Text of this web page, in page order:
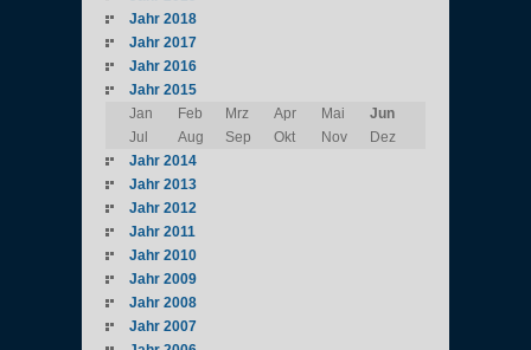
Jahr 2018
Jahr 2017
Jahr 2016
Jahr 2015
Jan
Feb Mrz Apr Mai
Jun
Jul
Aug Sep Okt Nov
Dez
Jahr 2014
Jahr 2013
Jahr 2012
Jahr 2011
Jahr 2010
Jahr 2009
Jahr 2008
Jahr 2007